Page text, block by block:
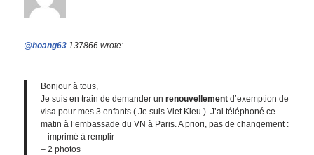
@hoang63 137866 wrote:
Bonjour à tous,
Je suis en train de demander un renouvellement d’exemption de
visa pour mes 3 enfants ( Je suis Viet Kieu ). J’ai téléphoné ce
matin à l’embassade du VN à Paris. A priori, pas de changement :
– imprimé à remplir
– 2 photos